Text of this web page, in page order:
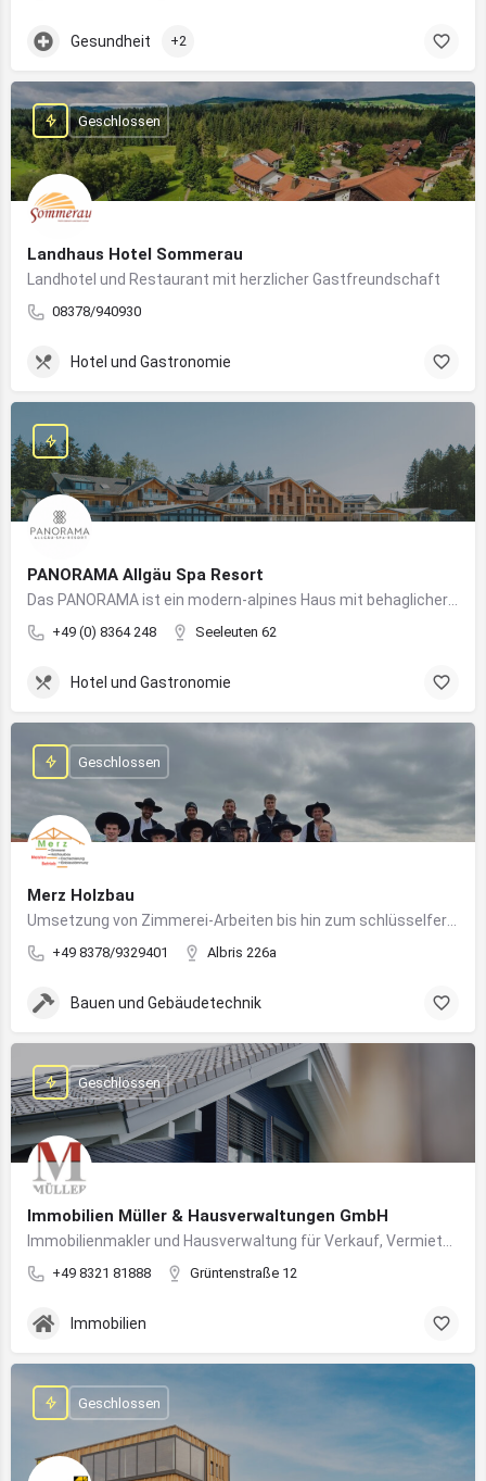
Gesundheit +2
Landhaus Hotel Sommerau
Landhotel und Restaurant mit herzlicher Gastfreundschaft
08378/940930
Geschlossen
Hotel und Gastronomie
PANORAMA Allgäu Spa Resort
+49 (0) 8364 248 Seeleuten 62
Hotel und Gastronomie
Merz Holzbau
+49 8378/9329401 Albris 226a
Geschlossen
Bauen und Gebäudetechnik
Immobilien Müller & Hausverwaltungen GmbH
+49 8321 81888 Grüntenstraße 12
Geschlossen
Immobilien
Geschlossen